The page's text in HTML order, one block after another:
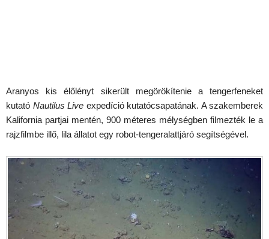
Aranyos kis élőlényt sikerült megörökítenie a tengerfeneket
kutató Nautilus Live expedíció kutatócsapatának. A szakemberek
Kalifornia partjai mentén, 900 méteres mélységben filmezték le a
rajzfilmbe illő, lila állatot egy robot-tengeralattjáró segítségével.